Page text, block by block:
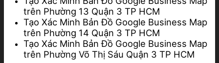
trên Phường 13 Quận 3 TP HCM
Tạo Xác Minh Bản Đồ Google Business Map
trên Phường 14 Quận 3 TP HCM
Tạo Xác Minh Bản Đồ Google Business Map
trên Phường Võ Thị Sáu Quận 3 TP HCM